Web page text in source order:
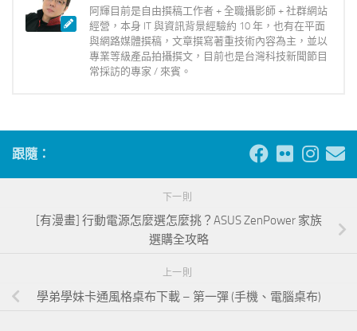
阿輝目前是自由撰稿工作者 + 全職攝影師 + 社群網站
經營，本身 IT 與資訊背景經驗約 10 年，也有在平面
與網路媒體撰稿，文章撰寫著重技術內容為主，並以
專業等級產品拍攝撰文，目前也是台灣科技新聞節目
常採訪的專家 / 來賓。
跟隨：
下一則
[有漫畫] 行動電源怎麼選怎麼挑？ASUS ZenPower 家族
選購全攻略
上一則
學弟學妹卡通風格桌布下載 – 第一彈 (手機、電腦桌布)